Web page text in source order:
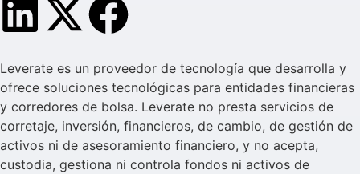
Leverate es un proveedor de tecnología que desarrolla y
ofrece soluciones tecnológicas para entidades financieras
y corredores de bolsa. Leverate no presta servicios de
corretaje, inversión, financieros, de cambio, de gestión de
activos ni de asesoramiento financiero, y no acepta,
custodia, gestiona ni controla fondos ni activos de